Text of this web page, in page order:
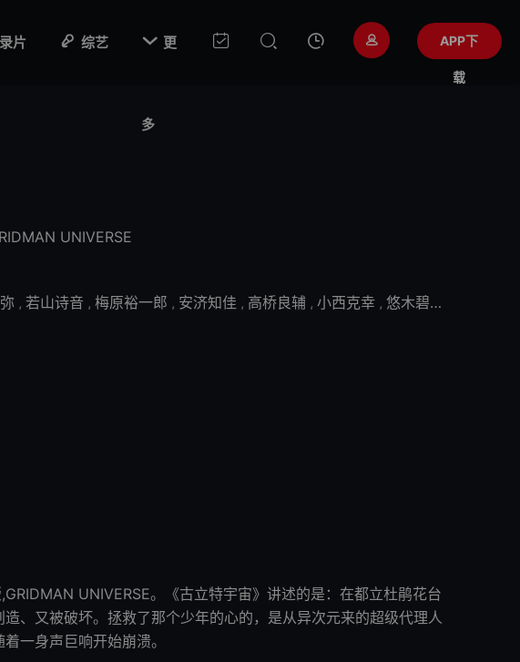
片 综艺  更
多
APP下
载
UNIVERSE
, 若山诗音 , 梅原裕一郎 , 安济知佳 , 高桥良辅 , 小西克幸 , 悠木碧 ,
UNIVERSE。《古立特宇宙》讲述的是：在都立杜鹃花台
、又被破坏。拯救了那个少年的心的，是从异次元来的超级代理人
一身声巨响开始崩溃。